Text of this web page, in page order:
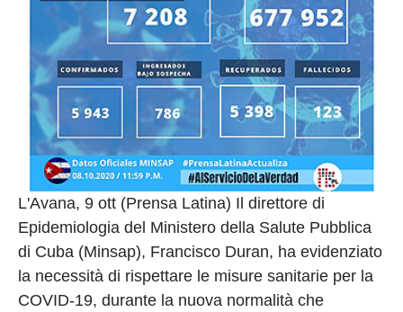
L'Avana, 9 ott (Prensa Latina) Il direttore di
Epidemiologia del Ministero della Salute Pubblica
di Cuba (Minsap), Francisco Duran, ha evidenziato
la necessità di rispettare le misure sanitarie per la
COVID-19, durante la nuova normalità che